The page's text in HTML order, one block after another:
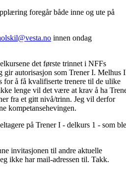
foregår både inne og ute på
innen ondag
det første trinnet i NFFs
gir autorisasjon som Trener I. Melhus
for å få kvalifiserte trenere til de ulike
lenge vil det være at krav å ha
fra et gitt nivå/trinn. Jeg vil derfor
kompetansehevingen.
på Trener I - delkurs 1 - som ble
invitasjonen til andre aktuelle
ikke har mail-adressen til. Takk.